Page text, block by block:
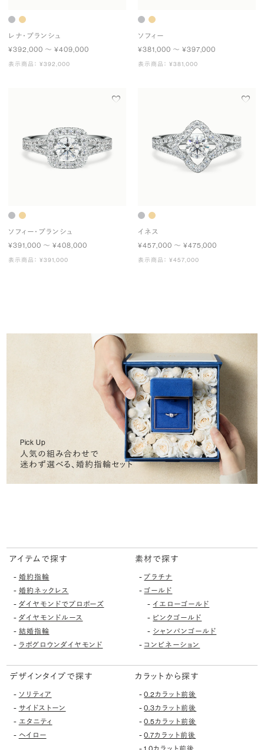
レナ・ブランシュ
¥392,000 〜 ¥409,000
表示商品： ¥392,000
ソフィー
¥381,000 〜 ¥397,000
表示商品： ¥381,000
ソフィー・ブランシュ
¥391,000 〜 ¥408,000
表示商品： ¥391,000
イネス
¥457,000 〜 ¥475,000
表示商品： ¥457,000
Pick Up
人気の組み合わせで
迷わず選べる、婚約指輪セット
アイテムで探す
- 婚約指輪
- 婚約ネックレス
- ダイヤモンドでプロポーズ
- ダイヤモンドルース
- 結婚指輪
- ラボグロウンダイヤモンド
素材で探す
-プラチナ
- ゴールド
-イエローゴールド
- ピンクゴールド
- シャンパンゴールド
- コンビネーション
デザインタイプで探す
- ソリティア
- サイドストーン
- エタニティ
- ヘイロー
カラットから探す
-0.2カラット前後
-0.3カラット前後
-0.5カラット前後
-0.7カラット前後